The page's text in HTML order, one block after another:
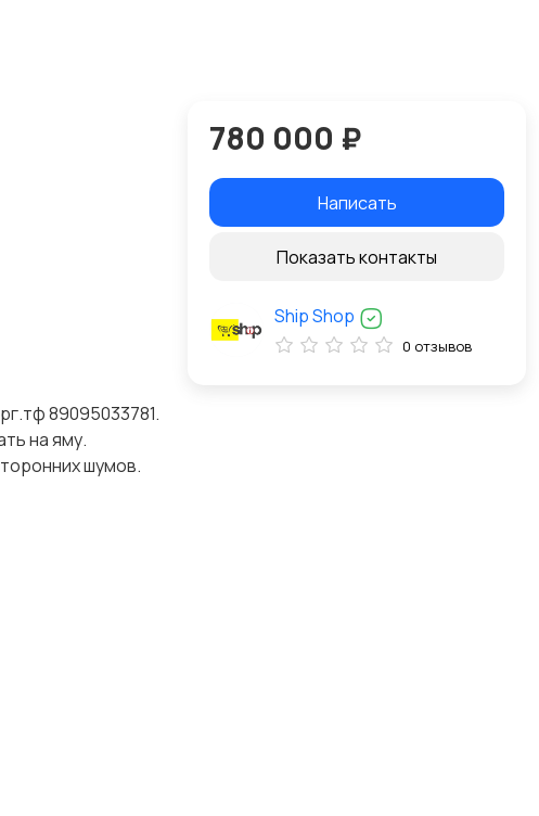
89095033781.
на яму.
шумов.
780 000 ₽
Написать
Показать контакты
Ship Shop
0 отзывов